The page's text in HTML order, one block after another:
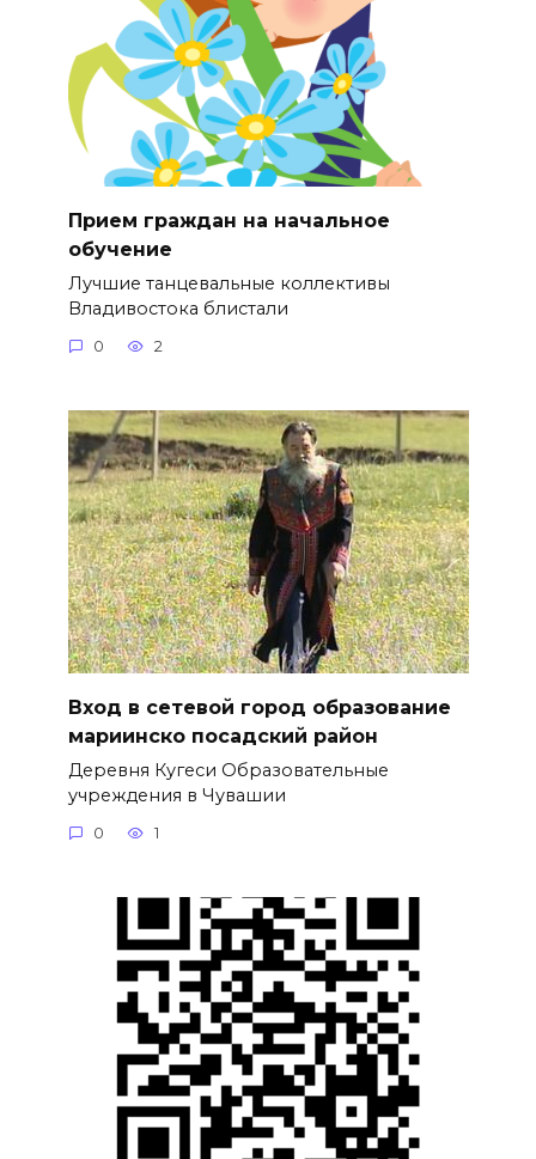
Прием граждан на начальное
обучение
Лучшие танцевальные коллективы
Владивостока блистали
0 2
Вход в сетевой город образование
мариинско посадский район
Деревня Кугеси Образовательные
учреждения в Чувашии
0 1